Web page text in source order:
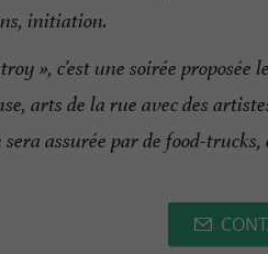
initiation.
», c’est une soirée
arts de la rue avec des
assurée par de food-trucks,